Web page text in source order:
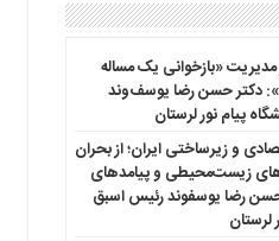
«بازخوانی یک مساله
دکتر حسن رضا یوسف‌وند
پیام نور لرستان
و زیرساختی ایران؛ از بحران
زیست‌محیطی و پیامدهای
رضا یوسفوند رئیس اسبق
لرستان